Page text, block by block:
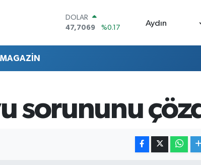
DOLAR
47,7069
%0.17
13.887
BITCOIN
Aydın
MAGAZİN
sorununu